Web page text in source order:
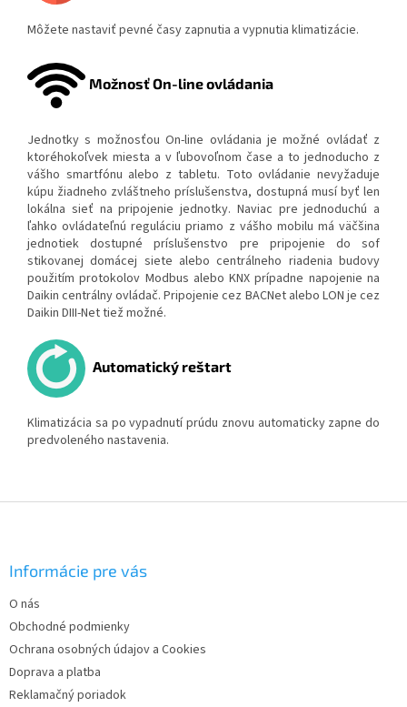
Môžete nastaviť pevné časy zapnutia a vypnutia klimatizácie.
Možnosť On-line ovládania
Jednotky s možnosťou On-line ovládania je možné ovládať z
ktoréhokoľvek miesta a v ľubovoľnom čase a to jednoducho z
vášho smartfónu alebo z tabletu. Toto ovládanie nevyžaduje
kúpu žiadneho zvláštneho príslušenstva, dostupná musí byť len
lokálna sieť na pripojenie jednotky. Naviac pre jednoduchú a
ľahko ovládateľnú reguláciu priamo z vášho mobilu má väčšina
jednotiek dostupné príslušenstvo pre pripojenie do sof
stikovanej domácej siete alebo centrálneho riadenia budovy
použitím protokolov Modbus alebo KNX prípadne napojenie na
Daikin centrálny ovládač. Pripojenie cez BACNet alebo LON je cez
Daikin DIII-Net tiež možné.
Automatický reštart
Klimatizácia sa po vypadnutí prúdu znovu automaticky zapne do
predvoleného nastavenia.
Informácie pre vás
O nás
Obchodné podmienky
Ochrana osobných údajov a Cookies
Doprava a platba
Reklamačný poriadok